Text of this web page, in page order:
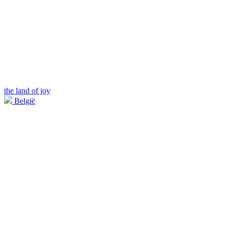
the land of joy
België